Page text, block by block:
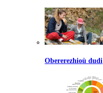
Obererezhioù dudi